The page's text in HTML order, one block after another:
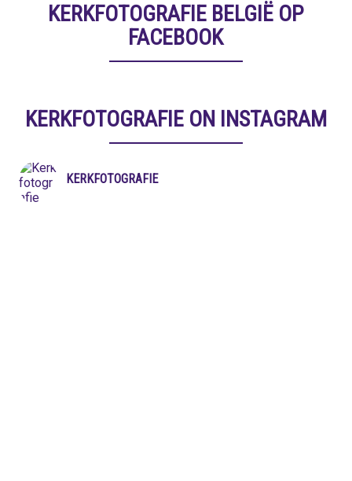
KERKFOTOGRAFIE BELGIË OP
FACEBOOK
KERKFOTOGRAFIE ON INSTAGRAM
KERKFOTOGRAFIE